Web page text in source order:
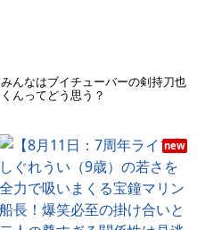
みんなはブイチューバーの剣持刀也
くんってどう思う？
new